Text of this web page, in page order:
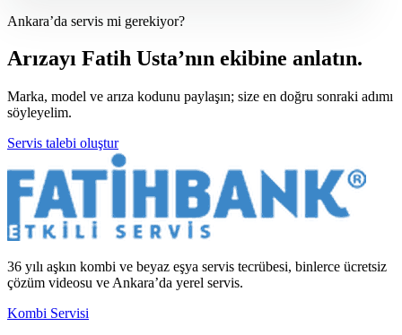
Ankara’da servis mi gerekiyor?
Arızayı Fatih Usta’nın ekibine anlatın.
Marka, model ve arıza kodunu paylaşın; size en doğru sonraki adımı
söyleyelim.
Servis talebi oluştur
36 yılı aşkın kombi ve beyaz eşya servis tecrübesi, binlerce ücretsiz
çözüm videosu ve Ankara’da yerel servis.
Kombi Servisi